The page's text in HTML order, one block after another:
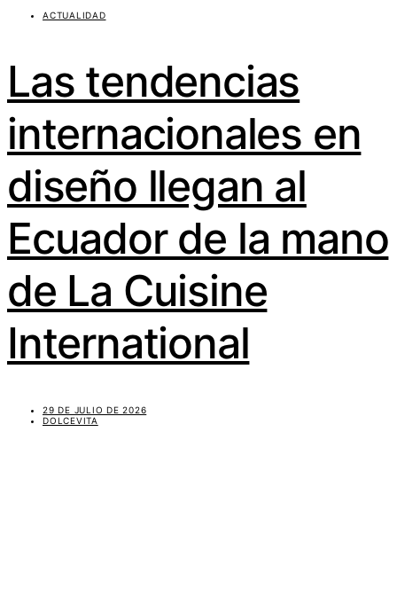
ACTUALIDAD
Las tendencias
internacionales en
diseño llegan al
Ecuador de la mano
de La Cuisine
International
29 DE JULIO DE 2026
DOLCEVITA